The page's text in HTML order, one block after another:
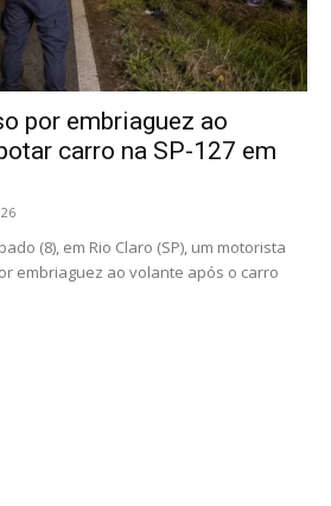
por embriaguez ao
carro na SP-127 em
(8), em Rio Claro (SP), um motorista
embriaguez ao volante após o carro